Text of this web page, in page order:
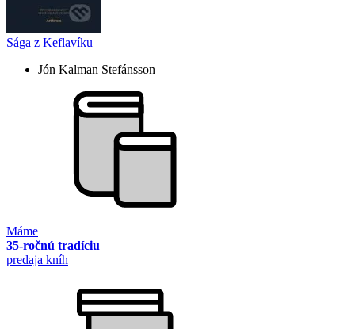
Sága z Keflavíku
Jón Kalman Stefánsson
Máme
35-ročnú tradíciu
predaja kníh